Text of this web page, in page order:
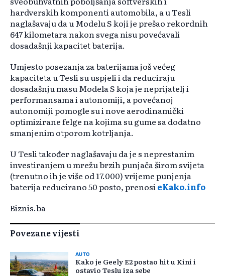
hardverskih komponenti automobila, a u Tesli
naglašavaju da u Modelu S koji je prešao rekordnih
647 kilometara nakon svega nisu povećavali
dosadašnji kapacitet baterija.
Umjesto posezanja za baterijama još većeg
kapaciteta u Tesli su uspjeli i da reduciraju
dosadašnju masu Modela S koja je neprijatelj i
performansama i autonomiji, a povećanoj
autonomiji pomogle su i nove aerodinamički
optimizirane felge na kojima su gume sa dodatno
smanjenim otporom kotrljanja.
U Tesli također naglašavaju da je s neprestanim
investiranjem u mrežu brzih punjača širom svijeta
(trenutno ih je više od 17.000) vrijeme punjenja
baterija reducirano 50 posto, prenosieKako.info
Biznis.ba
Povezane vijesti
AUTO
Kako je Geely E2 postao hit u Kini i
ostavio Teslu iza sebe